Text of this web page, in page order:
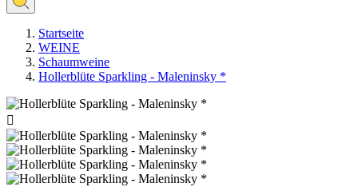
Startseite
WEINE
Schaumweine
Hollerblüte Sparkling - Maleninsky *
